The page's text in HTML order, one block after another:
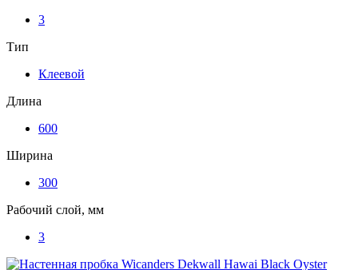
3
Тип
Клеевой
Длина
600
Ширина
300
Рабочий слой, мм
3